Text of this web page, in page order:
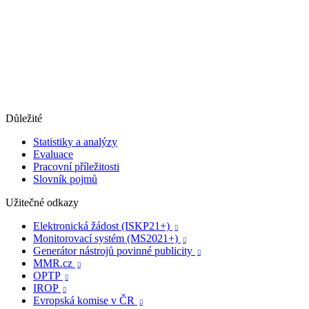
Důležité
Statistiky a analýzy
Evaluace
Pracovní příležitosti
Slovník pojmů
Užitečné odkazy
Elektronická žádost (ISKP21+)

Monitorovací systém (MS2021+) 
Generátor nástrojů povinné publicity 
MMR.cz 
OPTP 
IROP 
Evropská komise v ČR 